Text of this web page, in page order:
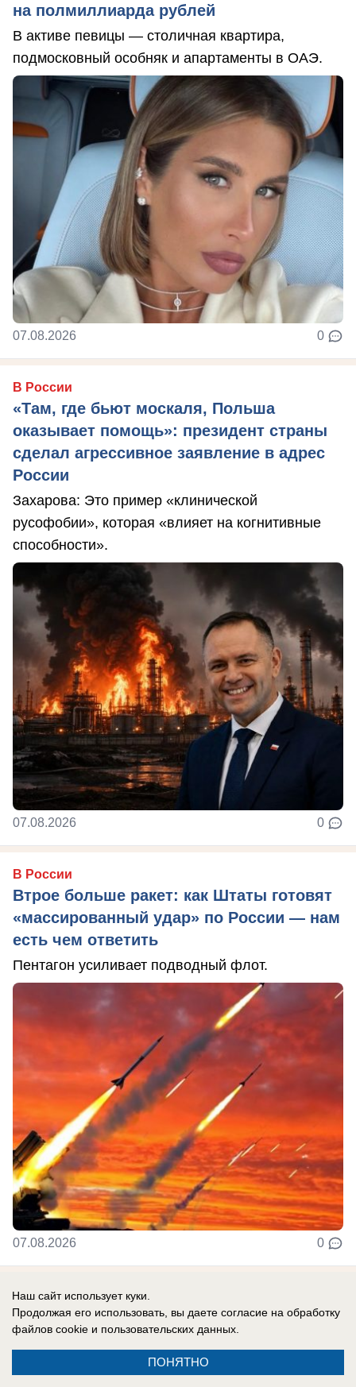
на полмиллиарда рублей
В активе певицы — столичная квартира,
подмосковный особняк и апартаменты в ОАЭ.
07.08.2026 0
В России
«Там, где бьют москаля, Польша
оказывает помощь»: президент страны
сделал агрессивное заявление в адрес
России
Захарова: Это пример «клинической
русофобии», которая «влияет на когнитивные
способности».
07.08.2026 0
В России
Втрое больше ракет: как Штаты готовят
«массированный удар» по России — нам
есть чем ответить
Пентагон усиливает подводный флот.
07.08.2026 0
Новости СМИ2
Наш сайт использует куки.
Продолжая его использовать, вы даете согласие на обработку
файлов cookie и пользовательских данных.
ПОНЯТНО